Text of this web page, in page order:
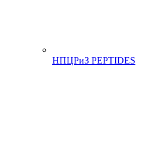
НПЦРиЗ PEPTIDES